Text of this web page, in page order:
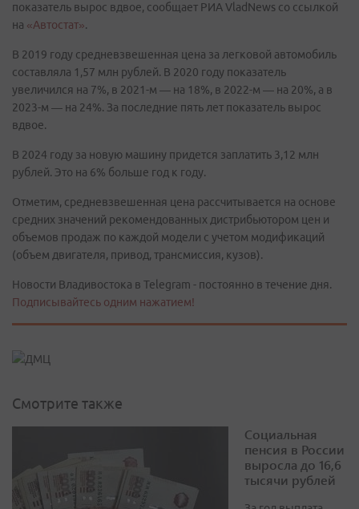
показатель вырос вдвое, сообщает РИА VladNews со ссылкой
на «Автостат».
В 2019 году средневзвешенная цена за легковой автомобиль
составляла 1,57 млн рублей. В 2020 году показатель
увеличился на 7%, в 2021-м — на 18%, в 2022-м — на 20%, а в
2023-м — на 24%. За последние пять лет показатель вырос
вдвое.
В 2024 году за новую машину придется заплатить 3,12 млн
рублей. Это на 6% больше год к году.
Отметим, средневзвешенная цена рассчитывается на основе
средних значений рекомендованных дистрибьютором цен и
объемов продаж по каждой модели с учетом модификаций
(объем двигателя, привод, трансмиссия, кузов).
Новости Владивостока в Telegram - постоянно в течение дня.
Подписывайтесь одним нажатием!
Смотрите также
Социальная
пенсия в России
выросла до 16,6
тысячи рублей